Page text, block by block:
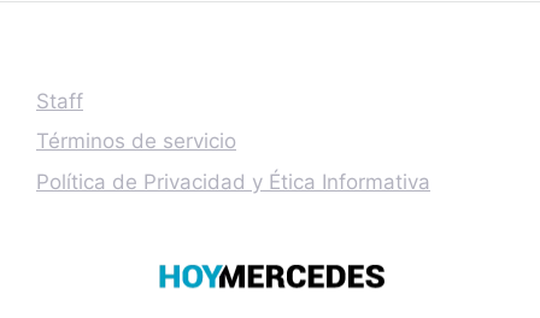
Staff
Términos de servicio
Política de Privacidad y Ética Informativa